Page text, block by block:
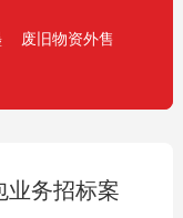
废旧物资外售
业务招标案